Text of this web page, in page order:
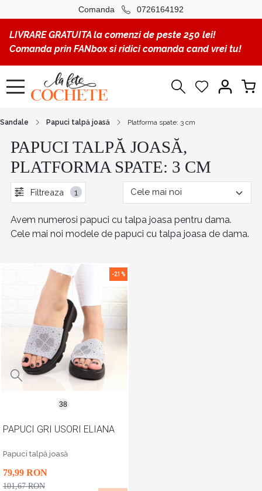
Comanda 0726164192
LIVRARE GRATUITA la comenzi de peste 250 lei!
Comanda prin FANbox si ridici comanda cand vrei tu!
Sandale Papuci talpă joasă Platforma spate: 3 cm
PAPUCI TALPĂ JOASĂ,
PLATFORMA SPATE: 3 CM
Filtreaza 1
Avem numerosi papuci cu talpa joasa pentru dama.
Cele mai noi modele de papuci cu talpa joasa de dama.
-21%
PAPUCI GRI USORI ELIANA
Papuci talpă joasă
79,99 RON
101,67 RON
38